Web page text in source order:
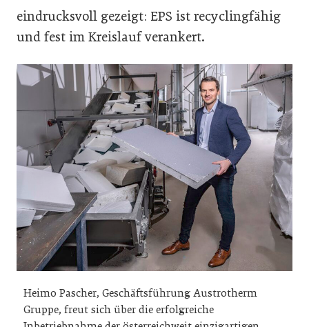
eindrucksvoll gezeigt: EPS ist recyclingfähig
und fest im Kreislauf verankert.
Heimo Pascher, Geschäftsführung Austrotherm
Gruppe, freut sich über die erfolgreiche